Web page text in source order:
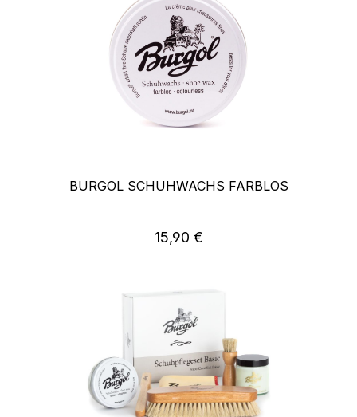
BURGOL SCHUHWACHS FARBLOS
Regulärer Preis:
15,90 €